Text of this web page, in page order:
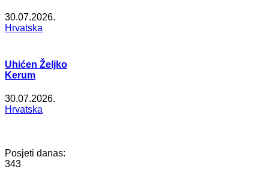
30.07.2026.
Hrvatska
Uhićen Željko
Kerum
30.07.2026.
Hrvatska
Posjeti danas:
343